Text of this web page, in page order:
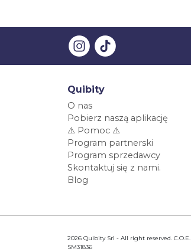
Quibity
O nas
Pobierz naszą aplikację
⚠️ Pomoc ⚠️
Program partnerski
Program sprzedawcy
Skontaktuj się z nami.
Blog
2026 Quibity Srl - All right reserved. C.O.E.
SM31836